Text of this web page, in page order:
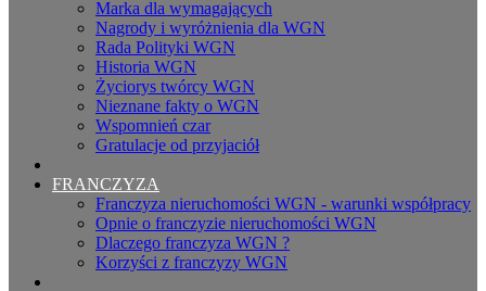
Marka dla wymagających
Nagrody i wyróżnienia dla WGN
Rada Polityki WGN
Historia WGN
Życiorys twórcy WGN
Nieznane fakty o WGN
Wspomnień czar
Gratulacje od przyjaciół
FRANCZYZA
Franczyza nieruchomości WGN - warunki współpracy
Opnie o franczyzie nieruchomości WGN
Dlaczego franczyza WGN ?
Korzyści z franczyzy WGN